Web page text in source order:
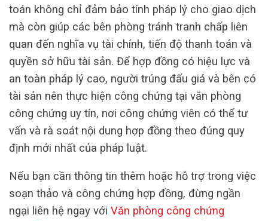
toán không chỉ đảm bảo tính pháp lý cho giao dịch
mà còn giúp các bên phòng tránh tranh chấp liên
quan đến nghĩa vụ tài chính, tiến độ thanh toán và
quyền sở hữu tài sản. Để hợp đồng có hiệu lực và
an toàn pháp lý cao, người trúng đấu giá và bên có
tài sản nên thực hiện công chứng tại văn phòng
công chứng uy tín, nơi công chứng viên có thể tư
vấn và rà soát nội dung hợp đồng theo đúng quy
định mới nhất của pháp luật.
Nếu bạn cần thông tin thêm hoặc hỗ trợ trong việc
soạn thảo và công chứng hợp đồng, đừng ngần
ngại liên hệ ngay với Văn phòng công chứng